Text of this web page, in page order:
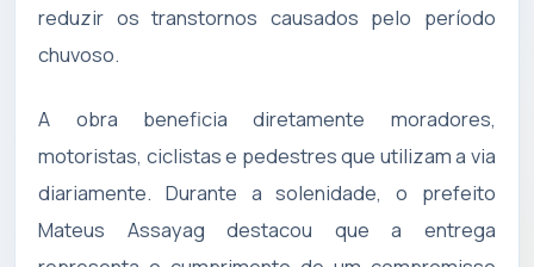
reduzir os transtornos causados pelo período
chuvoso.
A obra beneficia diretamente moradores,
motoristas, ciclistas e pedestres que utilizam a via
diariamente. Durante a solenidade, o prefeito
Mateus Assayag destacou que a entrega